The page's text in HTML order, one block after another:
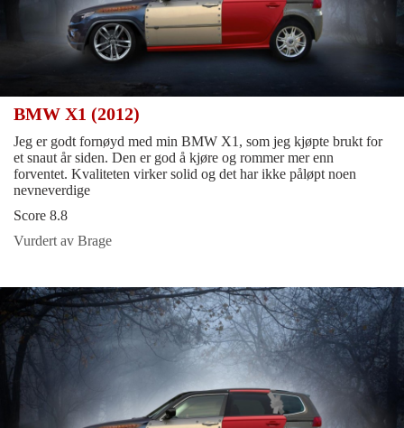
BMW X1 (2012)
Jeg er godt fornøyd med min BMW X1, som jeg kjøpte brukt for
et snaut år siden. Den er god å kjøre og rommer mer enn
forventet. Kvaliteten virker solid og det har ikke påløpt noen
nevneverdige
Score 8.8
Vurdert av Brage